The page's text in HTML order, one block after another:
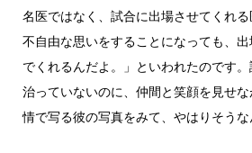
名医ではなく、試合に出場させてくれ
不自由な思いをすることになっても、
でくれるんだよ。」といわれたのです
治っていないのに、仲間と笑顔を見せ
情で写る彼の写真をみて、やはりそうな